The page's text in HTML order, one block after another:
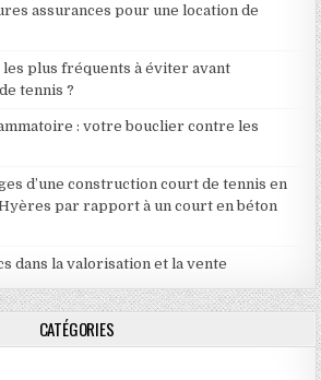
assurances pour une location de
les plus fréquents à éviter avant
tennis ?
: votre bouclier contre les
d’une construction court de tennis en
par rapport à un court en béton
dans la valorisation et la vente
CATÉGORIES